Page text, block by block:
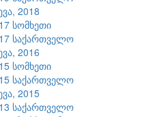
2018
სომხეთი
საქართველო
2016
სომხეთი
საქართველო
2015
საქართველო